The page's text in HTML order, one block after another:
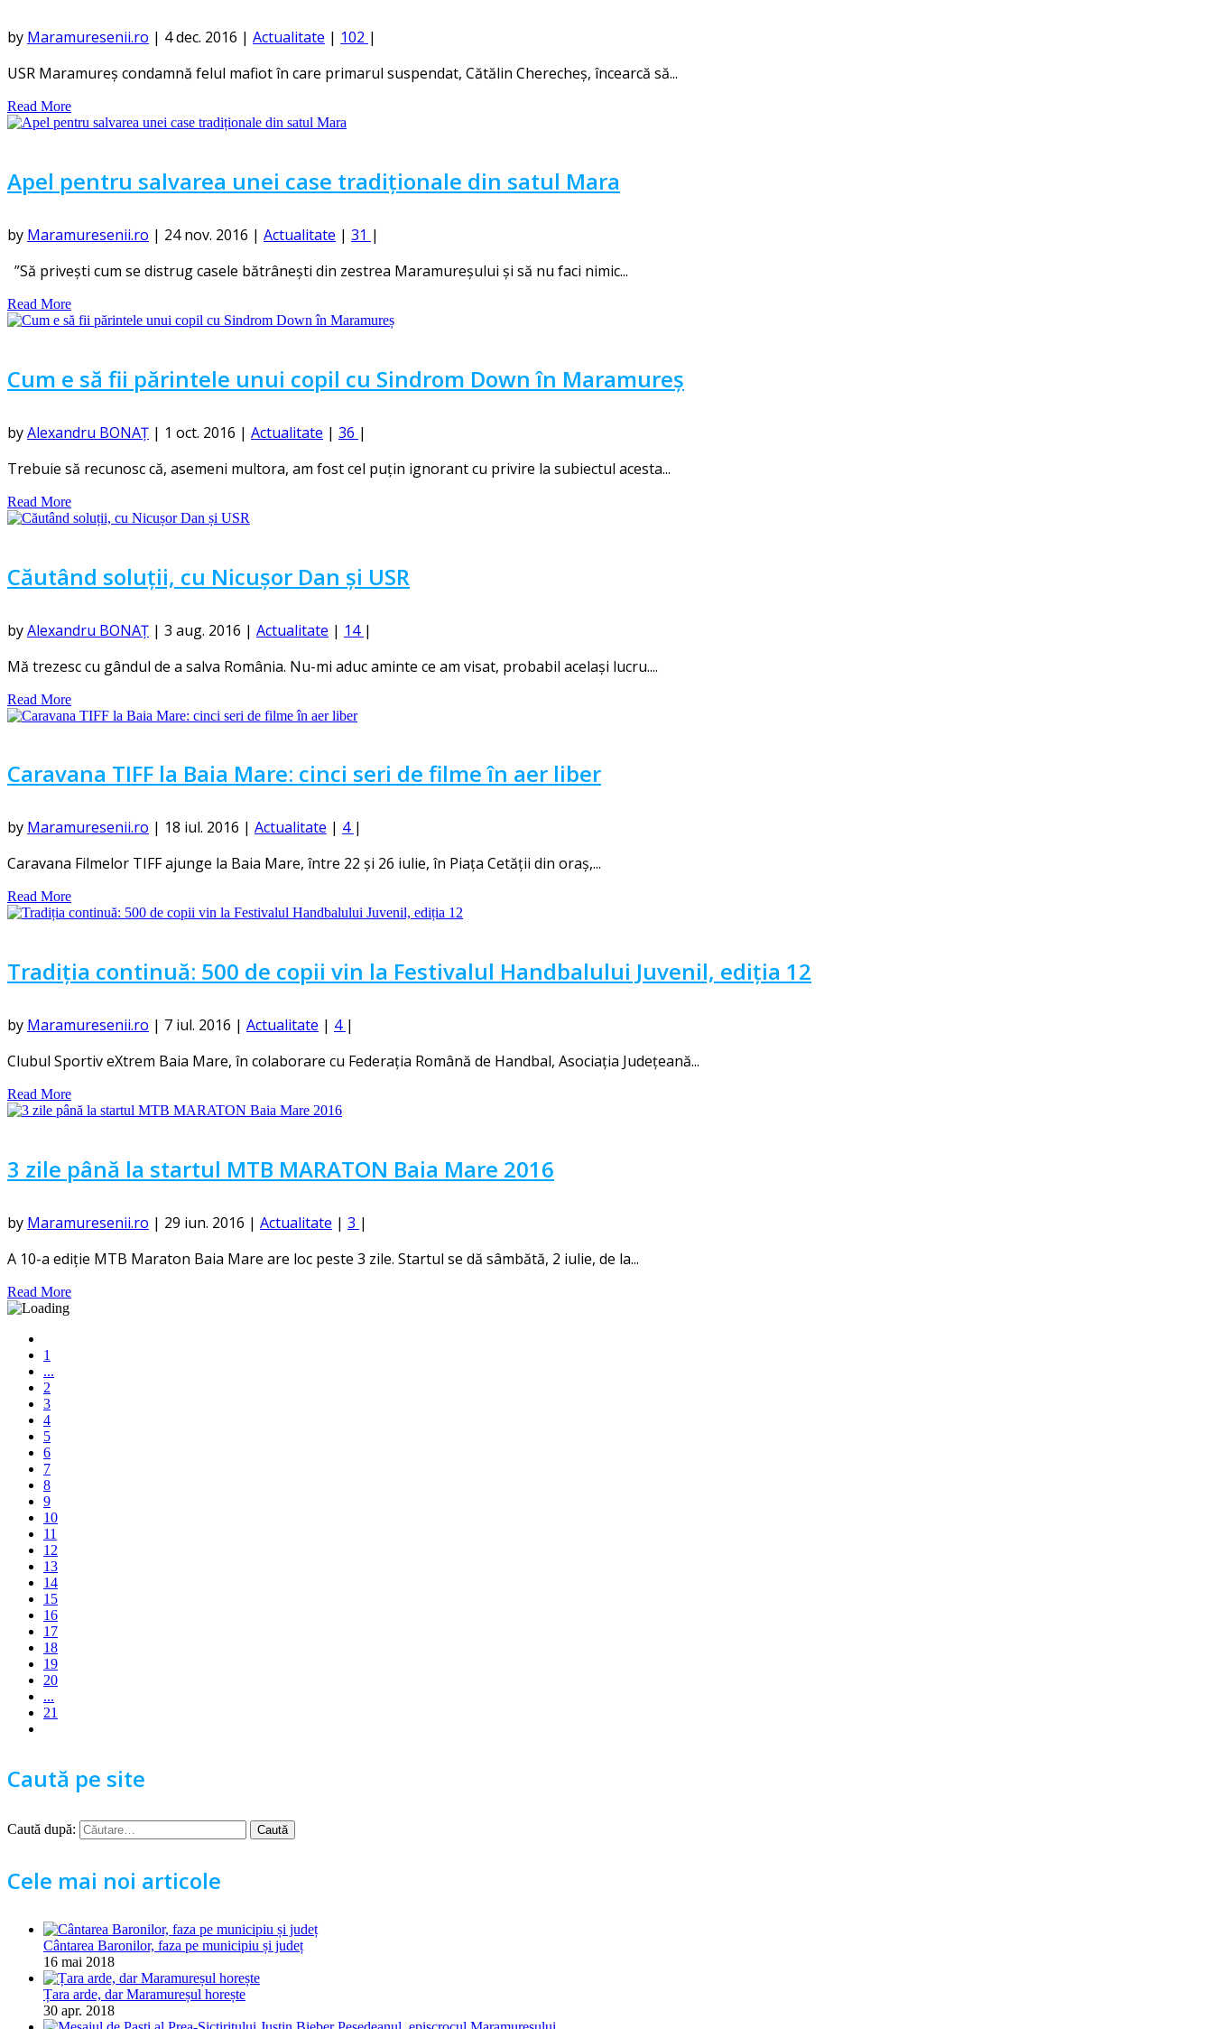
by Maramuresenii.ro | 4 dec. 2016 | Actualitate | 102 |
USR Maramureş condamnă felul mafiot în care primarul suspendat, Cătălin Cherecheş, încearcă să...
Read More
Apel pentru salvarea unei case tradiționale din satul Mara
by Maramuresenii.ro | 24 nov. 2016 | Actualitate | 31 |
”Să privești cum se distrug casele bătrânești din zestrea Maramureșului și să nu faci nimic...
Read More
Cum e să fii părintele unui copil cu Sindrom Down în Maramureș
byAlexandru BONAȚ | 1 oct. 2016 | Actualitate | 36 |
Trebuie să recunosc că, asemeni multora, am fost cel puțin ignorant cu privire la subiectul acesta...
Read More
Căutând soluții, cu Nicușor Dan și USR
byAlexandru BONAȚ | 3 aug. 2016 | Actualitate | 14 |
Mă trezesc cu gândul de a salva România. Nu-mi aduc aminte ce am visat, probabil același lucru....
Read More
Caravana TIFF la Baia Mare: cinci seri de filme în aer liber
by Maramuresenii.ro | 18 iul. 2016 | Actualitate | 4 |
Caravana Filmelor TIFF ajunge la Baia Mare, între 22 și 26 iulie, în Piața Cetății din oraș,...
Read More
Tradiția continuă: 500 de copii vin la Festivalul Handbalului Juvenil, ediția 12
by Maramuresenii.ro | 7 iul. 2016 | Actualitate | 4 |
Clubul Sportiv eXtrem Baia Mare, în colaborare cu Federația Română de Handbal, Asociația Județeană...
Read More
3 zile până la startul MTB MARATON Baia Mare 2016
by Maramuresenii.ro | 29 iun. 2016 | Actualitate | 3 |
A 10-a ediție MTB Maraton Baia Mare are loc peste 3 zile. Startul se dă sâmbătă, 2 iulie, de la...
Read More
1
...
2
3
4
5
6
7
8
9
10
11
12
13
14
15
16
17
18
19
20
...
21
Caută pe site
Caută după:
Cele mai noi articole
Cântarea Baronilor, faza pe municipiu și județ
16 mai 2018
Țara arde, dar Maramureșul horește
30 apr. 2018